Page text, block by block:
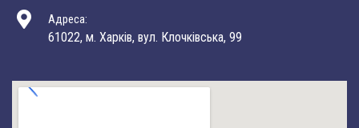
Адреса:
61022, м. Харків, вул. Клочківська, 99